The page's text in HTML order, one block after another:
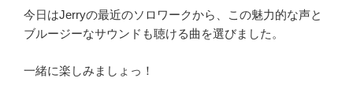
今日はJerryの最近のソロワークから、この魅力的な声と
ブルージーなサウンドも聴ける曲を選びました。
一緒に楽しみましょっ！